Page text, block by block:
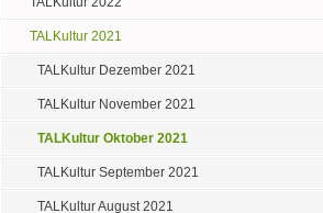
TALKultur 2021
TALKultur Dezember 2021
TALKultur November 2021
TALKultur Oktober 2021
TALKultur September 2021
TALKultur August 2021